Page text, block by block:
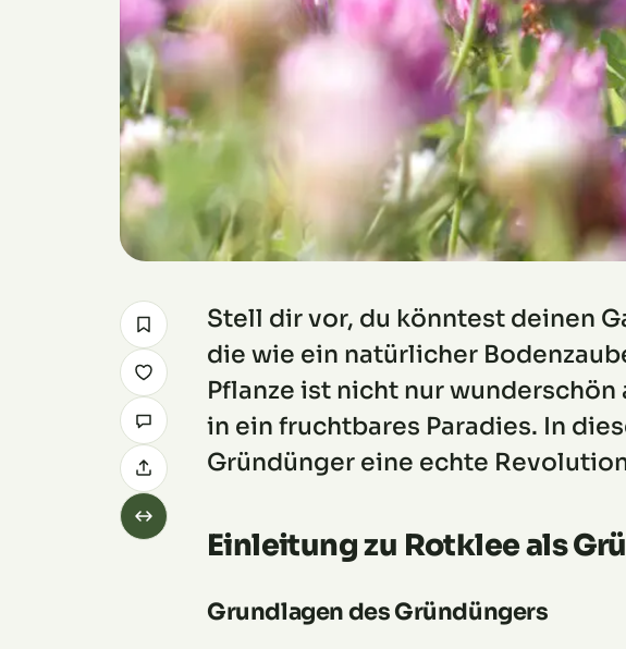
Stell dir vor, du könntest deinen
die wie ein natürlicher
Pflanze ist nicht nur
in ein fruchtbares Paradies. In
Gründünger eine echte
Einleitung zu Rotklee als
Grundlagen des Gründüngers